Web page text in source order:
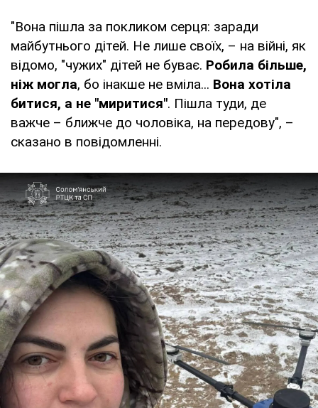
"Вона пішла за покликом серця: заради
майбутнього дітей. Не лише своїх, – на війні, як
відомо, "чужих" дітей не буває. Робила більше,
ніж могла, бо інакше не вміла... Вона хотіла
битися, а не "миритися". Пішла туди, де
важче – ближче до чоловіка, на передову", –
сказано в повідомленні.